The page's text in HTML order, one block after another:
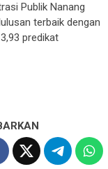
Publik Nanang
terbaik dengan
predikat